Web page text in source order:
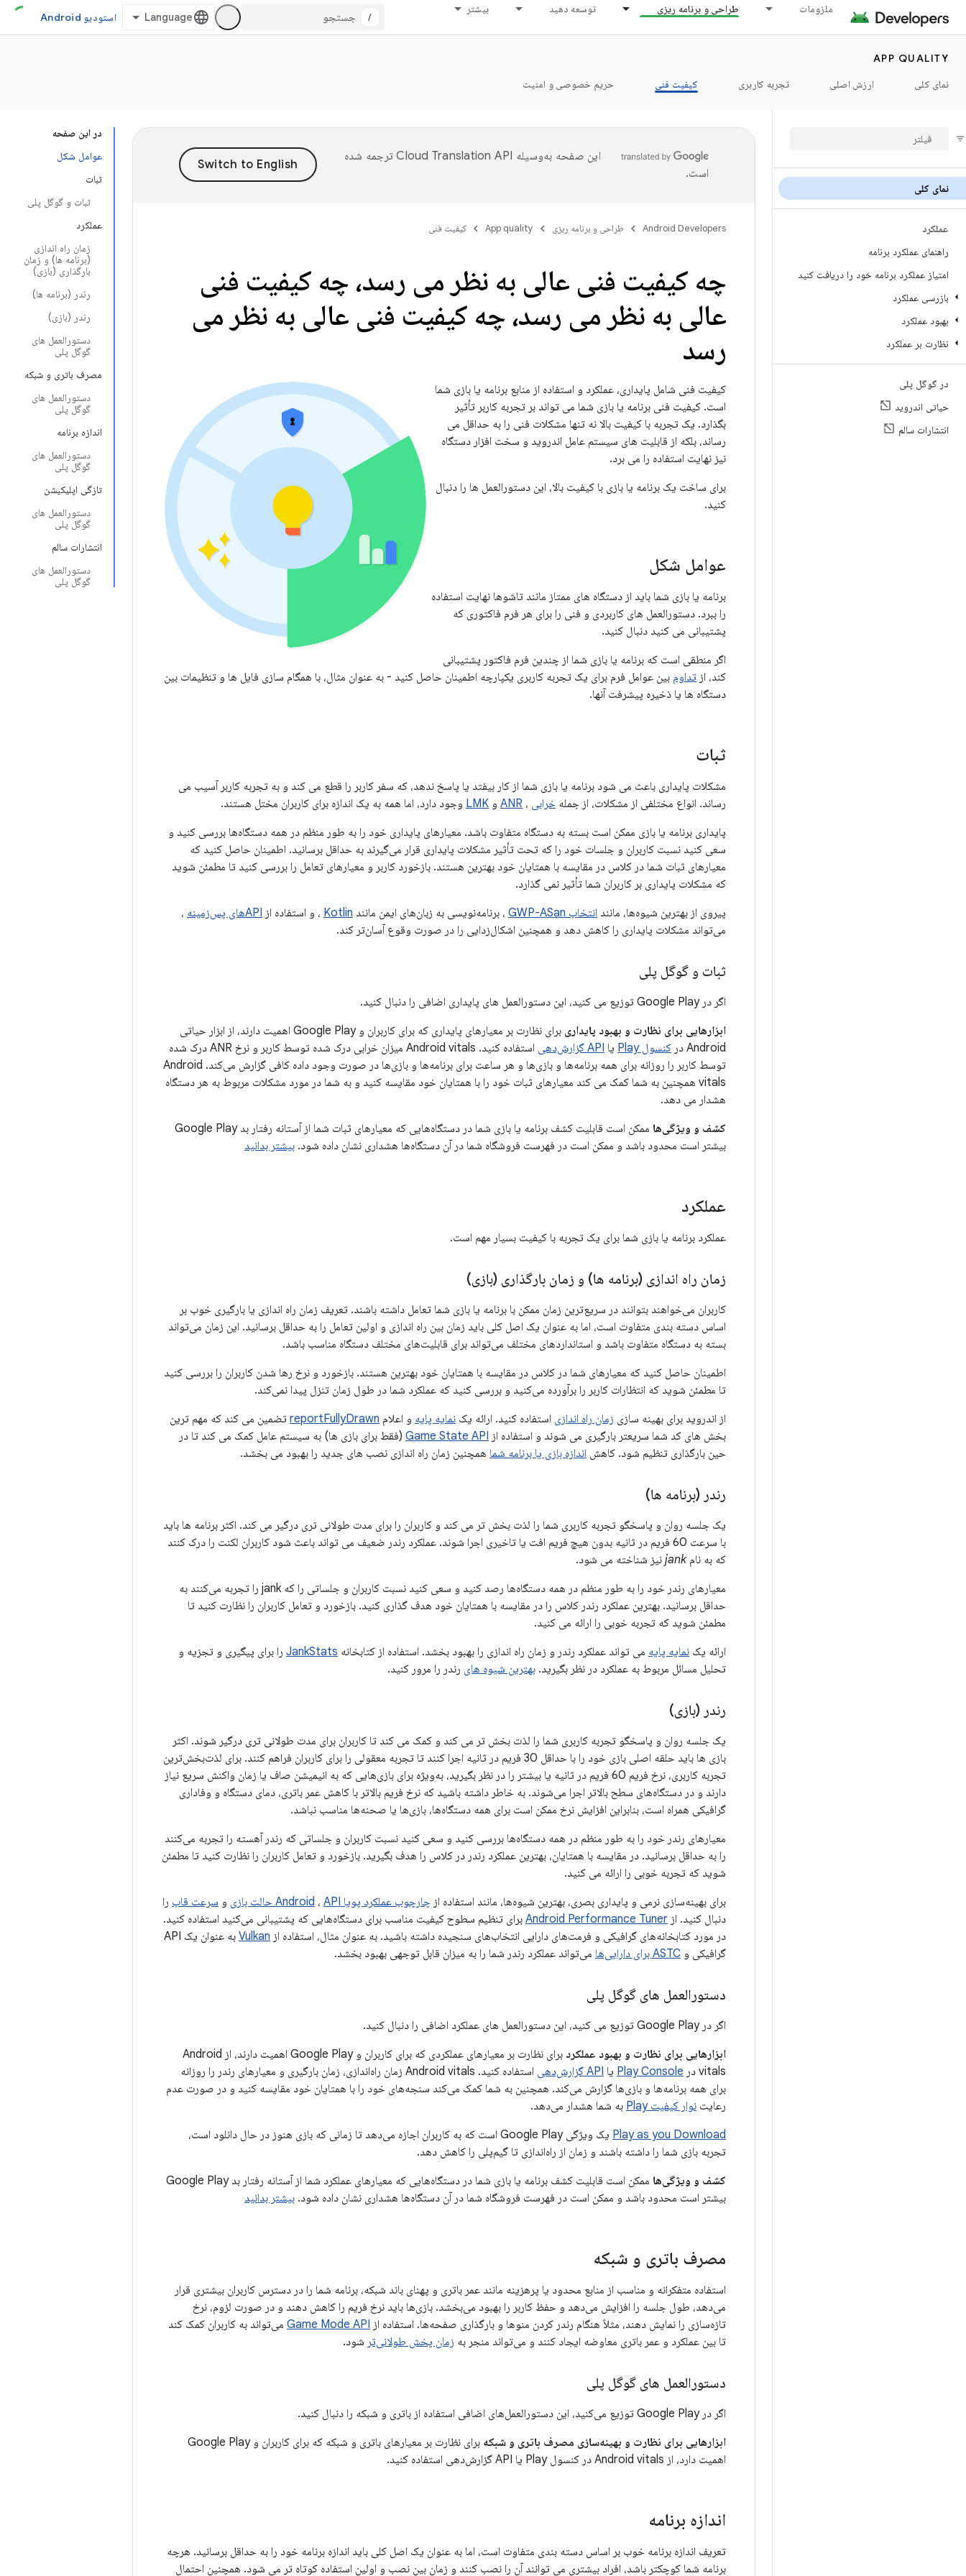
ملزومات طراحی و برنامه ریزی توسعه دهید بیشتر
/ استودیو Android
APP QUALITY
نمای کلی
ارزش اصلی تجربه کاربری کیفیت فنی حریم خصوصی و امنیت
نمای کلی
عملکرد
راهنمای عملکرد برنامه
امتیاز عملکرد برنامه خود را دریافت کنید
بازرسی عملکرد
بهبود عملکرد
نظارت بر عملکرد
در گوگل پلی
حیاتی اندروید
انتشارات سالم
در این صفحه
عوامل شکل
ثبات
ثبات و گوگل پلی
عملکرد
زمان راه اندازی
(برنامه ها) و زمان
بارگذاری (بازی)
رندر (برنامه ها)
رندر (بازی)
دستورالعمل های
گوگل پلی
مصرف باتری و شبکه
دستورالعمل های
گوگل پلی
اندازه برنامه
دستورالعمل های
گوگل پلی
تازگی اپلیکیشن
دستورالعمل های
گوگل پلی
انتشارات سالم
دستورالعمل های
گوگل پلی
این صفحه به‌وسیله
ترجمه شده
است.
Android Developers طراحی و برنامه ریزی App quality کیفیت فنی
چه کیفیت فنی عالی به نظر می رسد، چه کیفیت فنی
عالی به نظر می رسد، چه کیفیت فنی عالی به نظر می
رسد
کیفیت فنی شامل پایداری، عملکرد و استفاده از منابع برنامه یا بازی شما
است. کیفیت فنی برنامه یا بازی شما می تواند بر تجربه کاربر تأثیر
بگذارد. یک تجربه با کیفیت بالا نه تنها مشکلات فنی را به حداقل می
رساند، بلکه از قابلیت های سیستم عامل اندروید و سخت افزار دستگاه
نیز نهایت استفاده را می برد.
برای ساخت یک برنامه یا بازی با کیفیت بالا، این دستورالعمل ها را دنبال
کنید.
عوامل شکل
برنامه یا بازی شما باید از دستگاه های ممتاز مانند تاشوها نهایت استفاده
را ببرد. دستورالعمل های کاربردی و فنی را برای هر فرم فاکتوری که
پشتیبانی می کنید دنبال کنید.
اگر منطقی است که برنامه یا بازی شما از چندین فرم فاکتور پشتیبانی
کند، از تداوم بین عوامل فرم برای یک تجربه کاربری یکپارچه اطمینان حاصل کنید - به عنوان مثال، با همگام سازی فایل ها و تنظیمات بین
دستگاه ها یا ذخیره پیشرفت آنها.
ثبات
مشکلات پایداری باعث می شود برنامه یا بازی شما از کار بیفتد یا پاسخ ندهد، که سفر کاربر را قطع می کند و به تجربه کاربر آسیب می
رساند. انواع مختلفی از مشکلات، از جمله خرابی ، ANR و LMK وجود دارد، اما همه به یک اندازه برای کاربران مختل هستند.
پایداری برنامه یا بازی ممکن است بسته به دستگاه متفاوت باشد. معیارهای پایداری خود را به طور منظم در همه دستگاه‌ها بررسی کنید و
سعی کنید نسبت کاربران و جلسات خود را که تحت تأثیر مشکلات پایداری قرار می‌گیرند به حداقل برسانید. اطمینان حاصل کنید که
معیارهای ثبات شما در کلاس در مقایسه با همتایان خود بهترین هستند. بازخورد کاربر و معیارهای تعامل را بررسی کنید تا مطمئن شوید
که مشکلات پایداری بر کاربران شما تأثیر نمی گذارد.
پیروی از بهترین شیوه‌ها، مانند انتخاب GWP-ASan ، برنامه‌نویسی به زبان‌های ایمن مانند Kotlin ، و استفاده از APIهای پس‌زمینه
،
می‌تواند مشکلات پایداری را کاهش دهد و همچنین اشکال‌زدایی را در صورت وقوع آسان‌تر کند.
ثبات و گوگل پلی
اگر در Google Play توزیع می کنید، این دستورالعمل های پایداری اضافی را دنبال کنید.
ابزارهایی برای نظارت و بهبود پایداری
برای نظارت بر معیارهای پایداری که برای کاربران و Google Play اهمیت دارند، از ابزار حیاتی
Android در
کنسول Play یا API گزارش‌دهی
استفاده کنید. Android vitals میزان خرابی درک شده توسط کاربر و نرخ ANR درک شده
توسط کاربر را روزانه برای همه برنامه‌ها و بازی‌ها و هر ساعت برای برنامه‌ها و بازی‌ها در صورت وجود داده کافی گزارش می‌کند. Android
vitals همچنین به شما کمک می کند معیارهای ثبات خود را با همتایان خود مقایسه کنید و به شما در مورد مشکلات مربوط به هر دستگاه
هشدار می دهد.
کشف و ویژگی‌ها
ممکن است قابلیت کشف برنامه یا بازی شما در دستگاه‌هایی که معیارهای ثبات شما از آستانه رفتار بد Google Play
بیشتر است محدود باشد و ممکن است در فهرست فروشگاه شما در آن دستگاه‌ها هشداری نشان داده شود. بیشتر بدانید
عملکرد
عملکرد برنامه یا بازی شما برای یک تجربه با کیفیت بسیار مهم است.
زمان راه اندازی (برنامه ها) و زمان بارگذاری (بازی)
کاربران می‌خواهند بتوانند در سریع‌ترین زمان ممکن با برنامه یا بازی شما تعامل داشته باشند. تعریف زمان راه اندازی یا بارگیری خوب بر
اساس دسته بندی متفاوت است، اما به عنوان یک اصل کلی باید زمان بین راه اندازی و اولین تعامل را به حداقل برسانید. این زمان می‌تواند
بسته به دستگاه متفاوت باشد و استانداردهای مختلف می‌تواند برای قابلیت‌های مختلف دستگاه مناسب باشد.
اطمینان حاصل کنید که معیارهای شما در کلاس در مقایسه با همتایان خود بهترین هستند. بازخورد و نرخ رها شدن کاربران را بررسی کنید
تا مطمئن شوید که انتظارات کاربر را برآورده می‌کنید و بررسی کنید که عملکرد شما در طول زمان تنزل پیدا نمی‌کند.
از اندروید برای بهینه سازی زمان راه اندازی استفاده کنید. ارائه یک نمایه پایه و اعلام reportFullyDrawn تضمین می کند که مهم ترین
بخش های کد شما سریعتر بارگیری می شوند و استفاده از Game State API (فقط برای بازی ها) به سیستم عامل کمک می کند تا در
حین بارگذاری تنظیم شود. کاهش اندازه بازی یا برنامه شما همچنین زمان راه اندازی نصب های جدید را بهبود می بخشد.
رندر (برنامه ها)
یک جلسه روان و پاسخگو تجربه کاربری شما را لذت بخش تر می کند و کاربران را برای مدت طولانی تری درگیر می کند. اکثر برنامه ها باید
با سرعت 60 فریم در ثانیه بدون هیچ فریم افت یا تاخیری اجرا شوند. عملکرد رندر ضعیف می تواند باعث شود کاربران لکنت را درک کنند
که به نامjank نیز شناخته می شود.
معیارهای رندر خود را به طور منظم در همه دستگاه‌ها رصد کنید و سعی کنید نسبت کاربران و جلساتی را که jank را تجربه می‌کنند به
حداقل برسانید. بهترین عملکرد رندر کلاس را در مقایسه با همتایان خود هدف گذاری کنید. بازخورد و تعامل کاربران را نظارت کنید تا
مطمئن شوید که تجربه خوبی را ارائه می کنید.
ارائه یک نمایه پایه می تواند عملکرد رندر و زمان راه اندازی را بهبود بخشد. استفاده از کتابخانه JankStats را برای پیگیری و تجزیه و
تحلیل مسائل مربوط به عملکرد در نظر بگیرید. بهترین شیوه های رندر را مرور کنید.
رندر (بازی)
یک جلسه روان و پاسخگو تجربه کاربری شما را لذت بخش تر می کند و کمک می کند تا کاربران برای مدت طولانی تری درگیر شوند. اکثر
بازی ها باید حلقه اصلی بازی خود را با حداقل 30 فریم در ثانیه اجرا کنند تا تجربه معقولی را برای کاربران فراهم کنند. برای لذت‌بخش‌ترین
تجربه کاربری، نرخ فریم 60 فریم در ثانیه یا بیشتر را در نظر بگیرید، به‌ویژه برای بازی‌هایی که به انیمیشن صاف یا زمان واکنش سریع نیاز
دارند و در دستگاه‌های سطح بالاتر اجرا می‌شوند. به خاطر داشته باشید که نرخ فریم بالاتر با کاهش عمر باتری، دمای دستگاه و وفاداری
گرافیکی همراه است، بنابراین افزایش نرخ ممکن است برای همه دستگاه‌ها، بازی‌ها یا صحنه‌ها مناسب نباشد.
معیارهای رندر خود را به طور منظم در همه دستگاه‌ها بررسی کنید و سعی کنید نسبت کاربران و جلساتی که رندر آهسته را تجربه می‌کنند
را به حداقل برسانید. در مقایسه با همتایان، بهترین عملکرد رندر در کلاس را هدف بگیرید. بازخورد و تعامل کاربران را نظارت کنید تا مطمئن
شوید که تجربه خوبی را ارائه می کنید.
برای بهینه‌سازی نرمی و پایداری بصری، بهترین شیوه‌ها، مانند استفاده از چارچوب عملکرد پویا Android ، API حالت بازی و سرعت قاب را
دنبال کنید. از Android Performance Tuner برای تنظیم سطوح کیفیت مناسب برای دستگاه‌هایی که پشتیبانی می‌کنید استفاده کنید.
در مورد کتابخانه‌های گرافیکی و فرمت‌های دارایی انتخاب‌های سنجیده داشته باشید. به عنوان مثال، استفاده از Vulkan
به عنوان یک API
گرافیکی و ASTC برای دارایی‌ها می‌تواند عملکرد رندر شما را به میزان قابل توجهی بهبود بخشد.
دستورالعمل های گوگل پلی
اگر در Google Play توزیع می کنید، این دستورالعمل های عملکرد اضافی را دنبال کنید.
ابزارهایی برای نظارت و بهبود عملکرد
برای نظارت بر معیارهای عملکردی که برای کاربران و Google Play اهمیت دارند، از Android
vitals در
Play Console یا API گزارش‌دهی
استفاده کنید. Android vitals زمان راه‌اندازی، زمان بارگیری و معیارهای رندر را روزانه
برای همه برنامه‌ها و بازی‌ها گزارش می‌کند. همچنین به شما کمک می‌کند سنجه‌های خود را با همتایان خود مقایسه کنید و در صورت عدم
رعایت نوار کیفیت Play
به شما هشدار می‌دهد.
Play as you Download
یک ویژگی Google Play است که به کاربران اجازه می‌دهد تا زمانی که بازی هنوز در حال دانلود است،
تجربه بازی شما را داشته باشند و زمان از راه‌اندازی تا گیم‌پلی را کاهش دهد.
کشف و ویژگی‌ها
ممکن است قابلیت کشف برنامه یا بازی شما در دستگاه‌هایی که معیارهای عملکرد شما از آستانه رفتار بد Google Play
بیشتر است محدود باشد و ممکن است در فهرست فروشگاه شما در آن دستگاه‌ها هشداری نشان داده شود. بیشتر بدانید
مصرف باتری و شبکه
استفاده متفکرانه و مناسب از منابع محدود یا پرهزینه مانند عمر باتری و پهنای باند شبکه، برنامه شما را در دسترس کاربران بیشتری قرار
می‌دهد، طول جلسه را افزایش می‌دهد و حفظ کاربر را بهبود می‌بخشد. بازی‌ها باید نرخ فریم را کاهش دهند و در صورت لزوم، نرخ
تازه‌سازی را نمایش دهند، مثلاً هنگام رندر کردن منوها و بارگذاری صفحه‌ها. استفاده از Game Mode API می‌تواند به کاربران کمک کند
تا بین عملکرد و عمر باتری معاوضه ایجاد کنند و می‌تواند منجر به زمان پخش طولانی‌تر شود.
دستورالعمل های گوگل پلی
اگر در Google Play توزیع می‌کنید، این دستورالعمل‌های اضافی استفاده از باتری و شبکه را دنبال کنید.
ابزارهایی برای نظارت و بهینه‌سازی مصرف باتری و شبکه
برای نظارت بر معیارهای باتری و شبکه که برای کاربران و Google Play
اهمیت دارد، از Android vitals در کنسول Play یا API گزارش‌دهی استفاده کنید.
اندازه برنامه
تعریف اندازه برنامه خوب بر اساس دسته بندی متفاوت است، اما به عنوان یک اصل کلی باید اندازه برنامه خود را به حداقل برسانید. هرچه
برنامه شما کوچکتر باشد، افراد بیشتری می توانند آن را نصب کنند و زمان بین نصب و اولین استفاده کوتاه تر می شود. همچنین احتمال